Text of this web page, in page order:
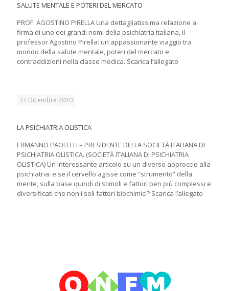
SALUTE MENTALE E POTERI DEL MERCATO
PROF. AGOSTINO PIRELLA Una dettagliatissima relazione a
firma di uno dei grandi nomi della psichiatria italiana, il
professor Agostino Pirella: un appassionante viaggio tra
mondo della salute mentale, poteri del mercato e
contraddizioni nella classe medica. Scarica l’allegato
27 Dicembre 2010
LA PSICHIATRIA OLISTICA
ERMANNO PAOLELLI – PRESIDENTE DELLA SOCIETÀ ITALIANA DI
PSICHIATRIA OLISTICA. (SOCIETÀ ITALIANA DI PSICHIATRIA
OLISTICA) Un interessante articolo su un diverso approccio alla
psichiatria: e se il cervello agisse come “strumento” della
mente, sulla base quindi di stimoli e fattori ben più complessi e
diversificati che non i soli fattori biochimici? Scarica l’allegato